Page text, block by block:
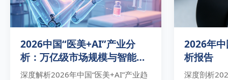
2026中国“医美+AI”产业分
析：万亿级市场规模与智能化
合规路径
深度解析2026年中国“医美+AI”产业趋
2026年
析报告
深度剖析